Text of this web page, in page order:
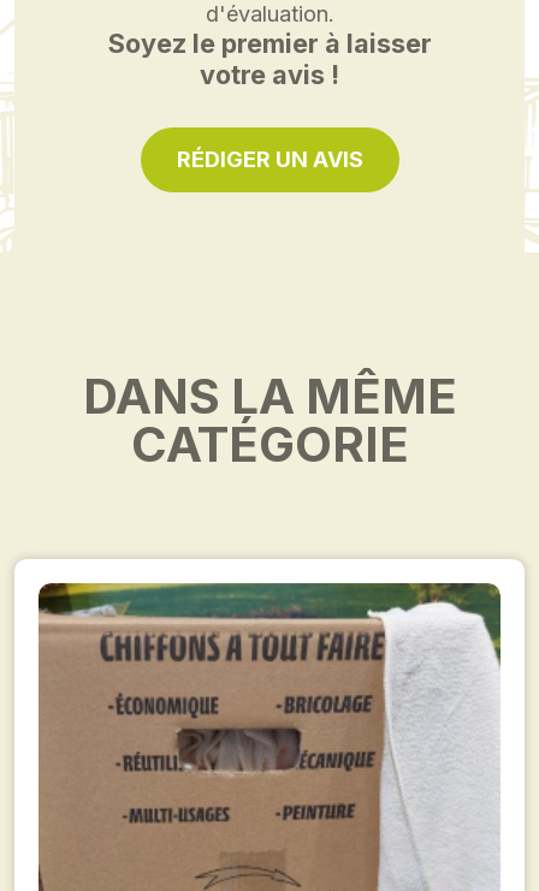
d'évaluation.
Soyez le premier à laisser
votre avis !
RÉDIGER UN AVIS
DANS LA MÊME
CATÉGORIE